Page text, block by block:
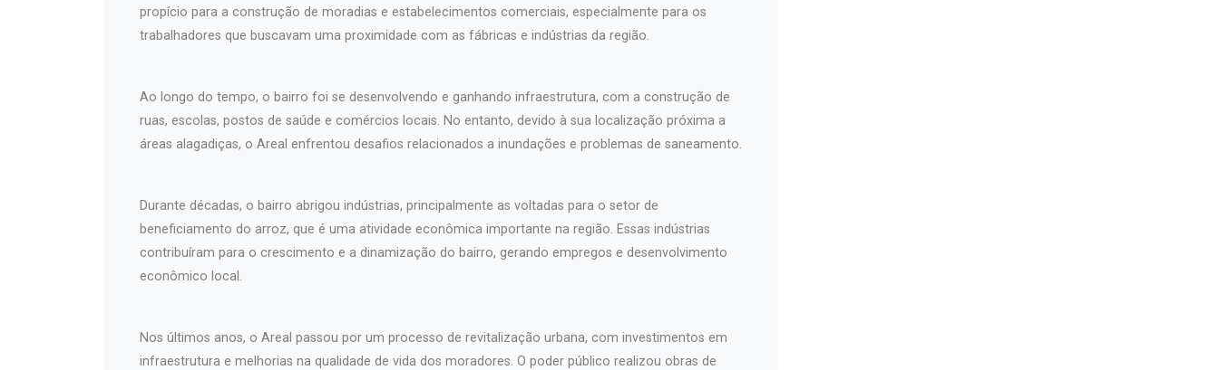
propício para a construção de moradias e estabelecimentos comerciais, especialmente para os
trabalhadores que buscavam uma proximidade com as fábricas e indústrias da região.
Ao longo do tempo, o bairro foi se desenvolvendo e ganhando infraestrutura, com a construção de
ruas, escolas, postos de saúde e comércios locais. No entanto, devido à sua localização próxima a
áreas alagadiças, o Areal enfrentou desafios relacionados a inundações e problemas de saneamento.
Durante décadas, o bairro abrigou indústrias, principalmente as voltadas para o setor de
beneficiamento do arroz, que é uma atividade econômica importante na região. Essas indústrias
contribuíram para o crescimento e a dinamização do bairro, gerando empregos e desenvolvimento
econômico local.
Nos últimos anos, o Areal passou por um processo de revitalização urbana, com investimentos em
infraestrutura e melhorias na qualidade de vida dos moradores. O poder público realizou obras de